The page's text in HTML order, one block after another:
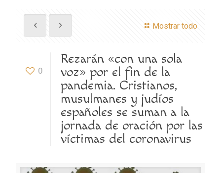
Mostrar todo
0
Rezarán «con una sola
voz» por el fin de la
pandemia. Cristianos,
musulmanes y judíos
españoles se suman a la
jornada de oración por las
víctimas del coronavirus